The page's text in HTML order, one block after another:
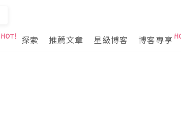
探索 推薦文章 星級博客 博客專享